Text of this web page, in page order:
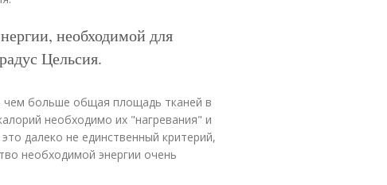
необходимой для
Цельсия.
чем больше общая площадь тканей в
необходимо их "нагревания" и
далеко не единственный критерий,
необходимой энергии очень